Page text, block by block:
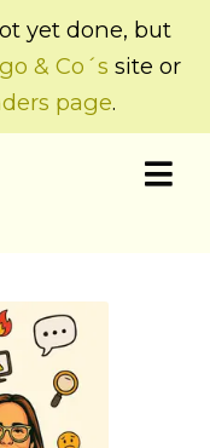
yet done, but
& Co´s site or
page.